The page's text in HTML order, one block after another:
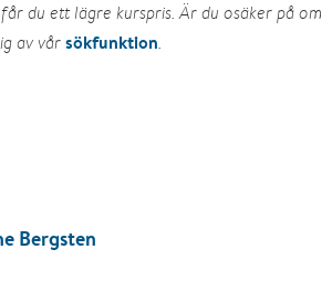
du ett lägre kurspris. Är du osäker på om
av vårsökfunktion.
Bergsten